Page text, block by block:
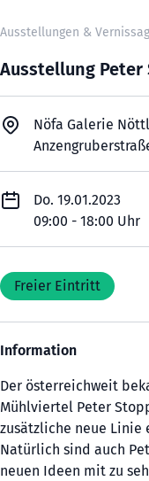
Ausstellungen &
Ausstellung Peter
Nöfa Galerie
Do. 19.01.2023
09:00 - 18:00 Uhr
Freier Eintritt
Information
Der österreichweit
Mühlviertel Peter
zusätzliche neue
Natürlich sind auch
neuen Ideen mit zu